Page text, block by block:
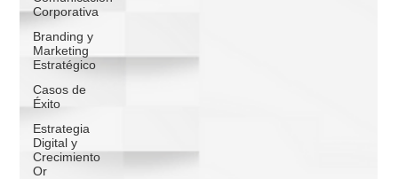
Corporativa
Branding y
Marketing
Estratégico
Casos de
Éxito
Estrategia
Digital y
Crecimiento
Or